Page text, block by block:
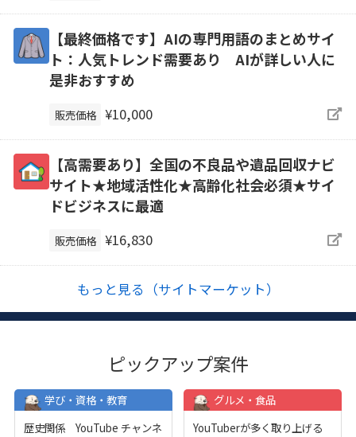
【最終価格です】AIの専門用語のまとめサイ
ト：人気トレンド需要あり AIが詳しい人に
是非おすすめ
販売価格 ¥10,000
【高需要あり】全国の不良品や遺品回収ナビ
サイト★地域活性化★高齢化社会必須★サイ
ドビジネスに最適
販売価格 ¥16,830
もっと見る（サイトマーケット）
ピックアップ案件
学び・資格・教育
歴史関係 YouTube チャンネ
グルメ・食品
YouTuberが多く取り上げる